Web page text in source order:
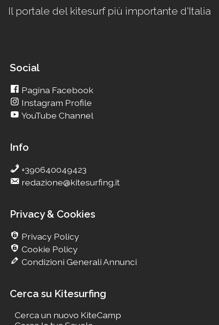
Il portale del kitesurf più importante d'Italia
Social
Pagina Facebook
Instagram Profile
YouTube Channel
Info
+390640049423
redazione@kitesurfing.it
Privacy & Cookies
Privacy Policy
Cookie Policy
Condizioni Generali Annunci
Cerca su Kitesurfing
Cerca un nuovo KiteCamp